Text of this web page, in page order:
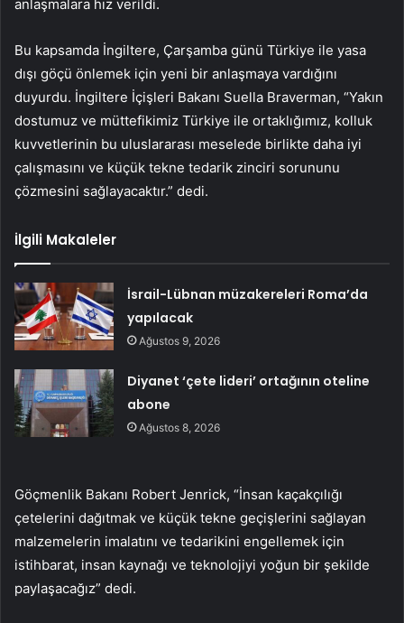
anlaşmalara hız verildi.
Bu kapsamda İngiltere, Çarşamba günü Türkiye ile yasa
dışı göçü önlemek için yeni bir anlaşmaya vardığını
duyurdu. İngiltere İçişleri Bakanı Suella Braverman, “Yakın
dostumuz ve müttefikimiz Türkiye ile ortaklığımız, kolluk
kuvvetlerinin bu uluslararası meselede birlikte daha iyi
çalışmasını ve küçük tekne tedarik zinciri sorununu
çözmesini sağlayacaktır.” dedi.
İlgili Makaleler
İsrail-Lübnan müzakereleri Roma’da
yapılacak
Ağustos 9, 2026
Diyanet ‘çete lideri’ ortağının oteline
abone
Ağustos 8, 2026
Göçmenlik Bakanı Robert Jenrick, “İnsan kaçakçılığı
çetelerini dağıtmak ve küçük tekne geçişlerini sağlayan
malzemelerin imalatını ve tedarikini engellemek için
istihbarat, insan kaynağı ve teknolojiyi yoğun bir şekilde
paylaşacağız” dedi.